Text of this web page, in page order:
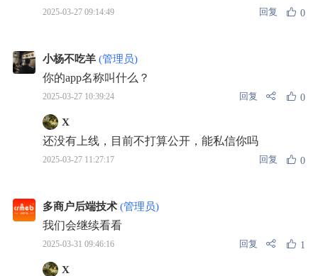
2025-03-27 09:14:49 回复 0
小杨不吃羊 (管理员)
你的app名称叫什么？
2025-03-27 10:39:24 回复 0
X
还没有上线，目前不打算公开，能私信你吗
2025-03-27 11:27:17 回复 0
多商户后端技术 (管理员)
我们会继续看看
2025-03-31 09:46:16 回复 1
X